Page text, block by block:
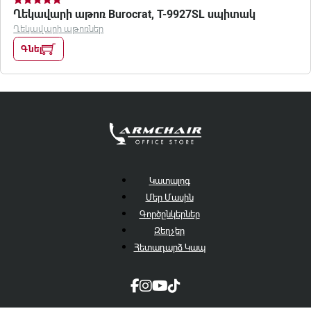
Ղեկավարի աթոռ Burocrat, T-9927SL սպիտակ
Ղեկավարի աթոռներ
Գնել
Կատալոգ
Մեր Մասին
Գործընկերներ
Զեղչեր
Հետադարձ Կապ